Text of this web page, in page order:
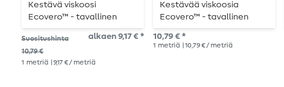
Kestävä viskoosi
Ecovero™ - tavallinen
Bordeaux
Suositushinta
10,79 €
alkaen 9,17 € *
1 metriä | 9,17 € / metriä
Kestävää viskoosia
Ecovero™ - tavallinen
musta
10,79 € *
1 metriä | 10,79 € / metriä